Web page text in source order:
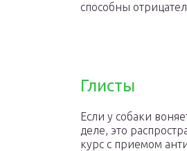
способны
Глисты
Если у собаки
деле, это
курс с приемом